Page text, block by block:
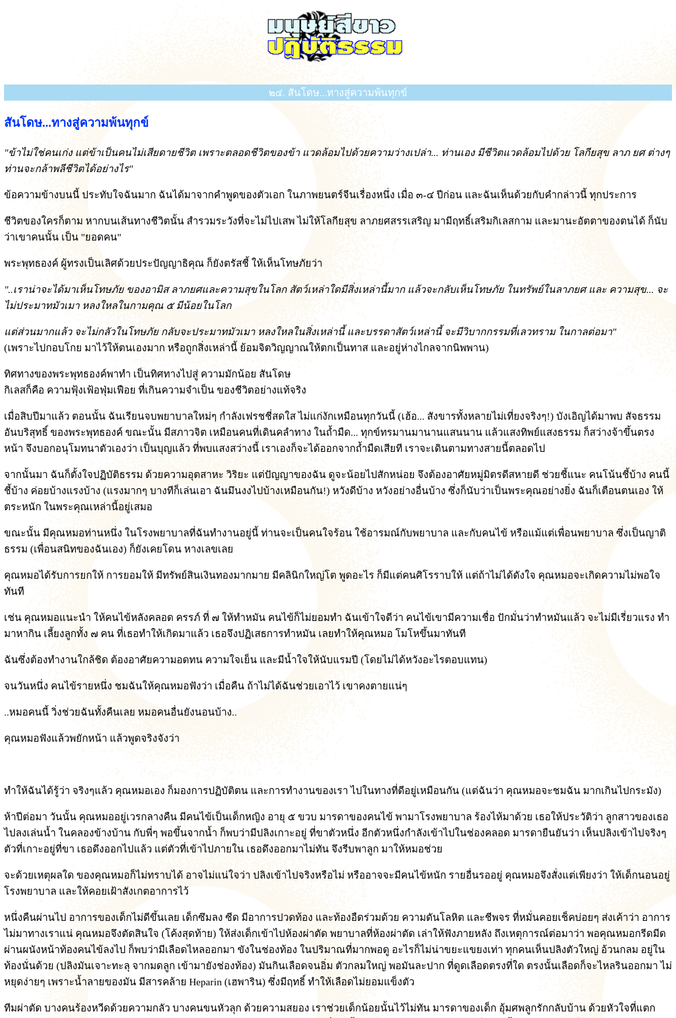
๒๔. สันโดษ...ทางสู่ความพ้นทุกข์
สันโดษ...ทางสู่ความพ้นทุกข์
"ข้าไม่ใช่คนเก่ง แต่ข้าเป็นคนไม่เสียดายชีวิต เพราะตลอดชีวิตของข้า แวดล้อมไปด้วยความว่างเปล่า... ท่านเอง มีชีวิตแวดล้อมไปด้วย โลกียสุข ลาภ ยศ ต่างๆ
ท่านจะกล้าพลีชีวิตได้อย่างไร"
ข้อความข้างบนนี้ ประทับใจฉันมาก ฉันได้มาจากคำพูดของตัวเอก ในภาพยนตร์จีนเรื่องหนึ่ง เมื่อ ๓-๔ ปีก่อน และฉันเห็นด้วยกับคำกล่าวนี้ ทุกประการ
ชีวิตของใครก็ตาม หากบนเส้นทางชีวิตนั้น สำรวมระวังที่จะไม่ไปเสพ ไม่ให้โลกียสุข ลาภยศสรรเสริญ มามีฤทธิ์เสริมกิเลสกาม และมานะอัตตาของตนได้ ก็นับ
ว่าเขาคนนั้น เป็น "ยอดคน"
พระพุทธองค์ ผู้ทรงเป็นเลิศด้วยประปัญญาธิคุณ ก็ยังตรัสชี้ ให้เห็นโทษภัยว่า
"..เราน่าจะได้มาเห็นโทษภัย ของอามิส ลาภยศและความสุขในโลก สัตว์เหล่าใดมีสิ่งเหล่านี้มาก แล้วจะกลับเห็นโทษภัย ในทรัพย์ในลาภยศ และ ความสุข... จะ
ไม่ประมาทมัวเมา หลงใหลในกามคุณ ๕ มีน้อยในโลก
แต่ส่วนมากแล้ว จะไม่กลัวในโทษภัย กลับจะประมาทมัวเมา หลงใหลในสิ่งเหล่านี้ และบรรดาสัตว์เหล่านี้ จะมีวิบากกรรมที่เลวทราม ในกาลต่อมา"
(เพราะไปกอบโกย มาไว้ให้ตนเองมาก หรือถูกสิ่งเหล่านี้ ย้อมจิตวิญญาณให้ตกเป็นทาส และอยู่ห่างไกลจากนิพพาน)
ทิศทางของพระพุทธองค์พาทำ เป็นทิศทางไปสู่ ความมักน้อย สันโดษ
กิเลสก็คือ ความฟุ้งเฟ้อฟุ่มเฟือย ที่เกินความจำเป็น ของชีวิตอย่างแท้จริง
เมื่อสิบปีมาแล้ว ตอนนั้น ฉันเรียนจบพยาบาลใหม่ๆ กำลังเฟรชชี่สดใส ไม่แก่งักเหมือนทุกวันนี้ (เฮ้อ... สังขารทั้งหลายไม่เที่ยงจริงๆ!) บังเอิญได้มาพบ สัจธรรม
อันบริสุทธิ์ ของพระพุทธองค์ ขณะนั้น มีสภาวจิต เหมือนคนที่เดินคลำทาง ในถ้ำมืด... ทุกข์ทรมานมานานแสนนาน แล้วแสงทิพย์แสงธรรม ก็สว่างจ้าขึ้นตรง
หน้า จึงบอกอนุโมทนาตัวเองว่า เป็นบุญแล้ว ที่พบแสงสว่างนี้ เราเองก็จะได้ออกจากถ้ำมืดเสียที เราจะเดินตามทางสายนี้ตลอดไป
จากนั้นมา ฉันก็ตั้งใจปฏิบัติธรรม ด้วยความอุตสาหะ วิริยะ แต่ปัญญาของฉัน ดูจะน้อยไปสักหน่อย จึงต้องอาศัยหมู่มิตรดีสหายดี ช่วยชี้แนะ คนโน้นชี้บ้าง คนนี้
ชี้บ้าง ค่อยบ้างแรงบ้าง (แรงมากๆ บางทีก็เล่นเอา ฉันมึนงงไปบ้างเหมือนกัน!) หวังดีบ้าง หวังอย่างอื่นบ้าง ซึ่งก็นับว่าเป็นพระคุณอย่างยิ่ง ฉันก็เตือนตนเอง ให้
ตระหนัก ในพระคุณเหล่านี้อยู่เสมอ
ขณะนั้น มีคุณหมอท่านหนึ่ง ในโรงพยาบาลที่ฉันทำงานอยู่นี้ ท่านจะเป็นคนใจร้อน ใช้อารมณ์กับพยาบาล และกับคนไข้ หรือแม้แต่เพื่อนพยาบาล ซึ่งเป็นญาติ
ธรรม (เพื่อนสนิทของฉันเอง) ก็ยังเคยโดน หางเลขเลย
คุณหมอได้รับการยกให้ การยอมให้ มีทรัพย์สินเงินทองมากมาย มีคลินิกใหญ่โต พูดอะไร ก็มีแต่คนศิโรราบให้ แต่ถ้าไม่ได้ดังใจ คุณหมอจะเกิดความไม่พอใจ
ทันที
เช่น คุณหมอแนะนำ ให้คนไข้หลังคลอด ครรภ์ ที่ ๗ ให้ทำหมัน คนไข้ก็ไม่ยอมทำ ฉันเข้าใจดีว่า คนไข้เขามีความเชื่อ ปักมั่นว่าทำหมันแล้ว จะไม่มีเรี่ยวแรง ทำ
มาหากิน เลี้ยงลูกทั้ง ๗ คน ที่เธอทำให้เกิดมาแล้ว เธอจึงปฏิเสธการทำหมัน เลยทำให้คุณหมอ โมโหขึ้นมาทันที
ฉันซึ่งต้องทำงานใกล้ชิด ต้องอาศัยความอดทน ความใจเย็น และมีน้ำใจให้นับแรมปี (โดยไม่ได้หวังอะไรตอบแทน)
จนวันหนึ่ง คนไข้รายหนึ่ง ชมฉันให้คุณหมอฟังว่า เมื่อคืน ถ้าไม่ได้ฉันช่วยเอาไว้ เขาคงตายแน่ๆ
..หมอคนนี้ วิ่งช่วยฉันทั้งคืนเลย หมอคนอื่นยังนอนบ้าง..
คุณหมอฟังแล้วพยักหน้า แล้วพูดจริงจังว่า
ทำให้ฉันได้รู้ว่า จริงๆแล้ว คุณหมอเอง ก็มองการปฏิบัติตน และการทำงานของเรา ไปในทางที่ดีอยู่เหมือนกัน (แต่ฉันว่า คุณหมอจะชมฉัน มากเกินไปกระมัง)
ห้าปีต่อมา วันนั้น คุณหมออยู่เวรกลางคืน มีคนไข้เป็นเด็กหญิง อายุ ๕ ขวบ มารดาของคนไข้ พามาโรงพยาบาล ร้องไห้มาด้วย เธอให้ประวัติว่า ลูกสาวของเธอ
ไปลงเล่นน้ำ ในคลองข้างบ้าน กับพี่ๆ พอขึ้นจากน้ำ ก็พบว่ามีปลิงเกาะอยู่ ที่ขาตัวหนึ่ง อีกตัวหนึ่งกำลังเข้าไปในช่องคลอด มารดายืนยันว่า เห็นปลิงเข้าไปจริงๆ
ตัวที่เกาะอยู่ที่ขา เธอดึงออกไปแล้ว แต่ตัวที่เข้าไปภายใน เธอดึงออกมาไม่ทัน จึงรีบพาลูก มาให้หมอช่วย
จะด้วยเหตุผลใด ของคุณหมอก็ไม่ทราบได้ อาจไม่แน่ใจว่า ปลิงเข้าไปจริงหรือไม่ หรืออาจจะมีคนไข้หนัก รายอื่นรออยู่ คุณหมอจึงสั่งแต่เพียงว่า ให้เด็กนอนอยู่
โรงพยาบาล และให้คอยเฝ้าสังเกตอาการไว้
หนึ่งคืนผ่านไป อาการของเด็กไม่ดีขึ้นเลย เด็กซึมลง ซีด มีอาการปวดท้อง และท้องอืดร่วมด้วย ความดันโลหิต และชีพจร ที่หมั่นคอยเช็คบ่อยๆ ส่งเค้าว่า อาการ
ไม่มาทางเราแน่ คุณหมอจึงตัดสินใจ (โค้งสุดท้าย) ให้ส่งเด็กเข้าไปห้องผ่าตัด พยาบาลที่ห้องผ่าตัด เล่าให้ฟังภายหลัง ถึงเหตุการณ์ต่อมาว่า พอคุณหมอกรีดมีด
ผ่านผนังหน้าท้องคนไข้ลงไป ก็พบว่ามีเลือดไหลออกมา ขังในช่องท้อง ในปริมาณที่มากพอดู อะไรก็ไม่น่าขยะแขยงเท่า ทุกคนเห็นปลิงตัวใหญ่ อ้วนกลม อยู่ใน
ท้องนั่นด้วย (ปลิงมันเจาะทะลุ จากมดลูก เข้ามายังช่องท้อง) มันกินเลือดจนอิ่ม ตัวกลมใหญ่ พอมันละปาก ที่ดูดเลือดตรงที่ใด ตรงนั้นเลือดก็จะไหลรินออกมา ไม่
หยุดง่ายๆ เพราะน้ำลายของมัน มีสารคล้าย Heparin (เฮพาริน) ซึ่งมีฤทธิ์ ทำให้เลือดไม่ยอมแข็งตัว
ทีมผ่าตัด บางคนร้องหวีดด้วยความกลัว บางคนขนหัวลุก ด้วยความสยอง เราช่วยเด็กน้อยนั้นไว้ไม่ทัน มารดาของเด็ก อุ้มศพลูกรักกลับบ้าน ด้วยหัวใจที่แตก